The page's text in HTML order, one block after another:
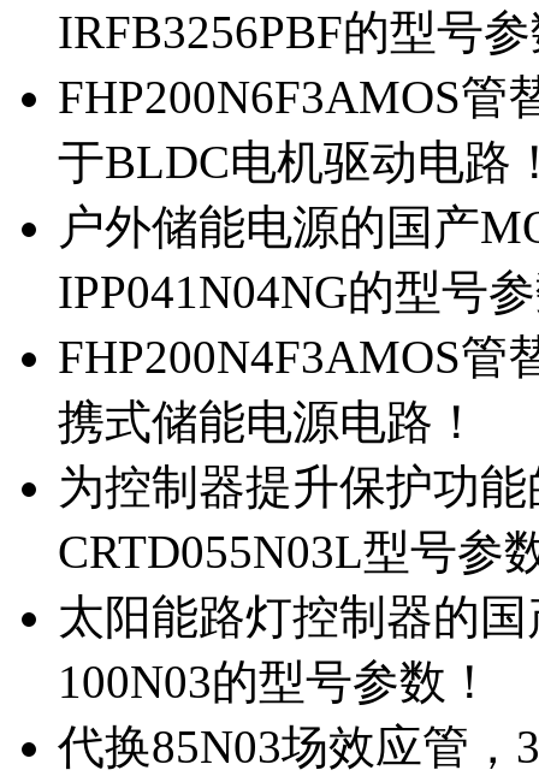
IRFB3256PBF的型号
FHP200N6F3AMOS管
于BLDC电机驱动电路
户外储能电源的国产
IPP041N04NG的型号
FHP200N4F3AMOS管
携式储能电源电路！
为控制器提升保护功
CRTD055N03L型号参
太阳能路灯控制器的
100N03的型号参数！
代换85N03场效应管